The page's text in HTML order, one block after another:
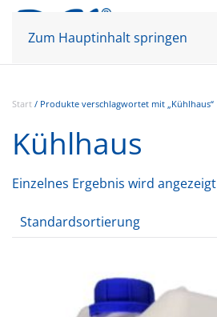
Zum Hauptinhalt springen
Start / Produkte verschlagwortet mit „Kühlhaus“
Kühlhaus
Einzelnes Ergebnis wird angezeigt